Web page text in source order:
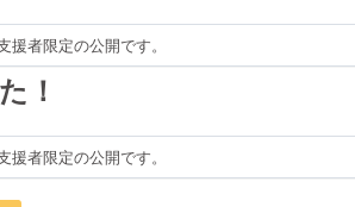
者限定の公開です。
！
者限定の公開です。